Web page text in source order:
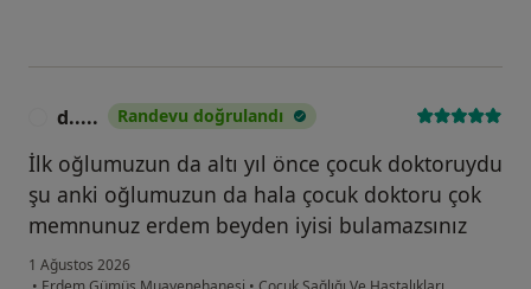
d..... Randevu doğrulandı
İlk oğlumuzun da altı yıl önce çocuk doktoruydu
şu anki oğlumuzun da hala çocuk doktoru çok
memnunuz erdem beyden iyisi bulamazsınız
1 Ağustos 2026